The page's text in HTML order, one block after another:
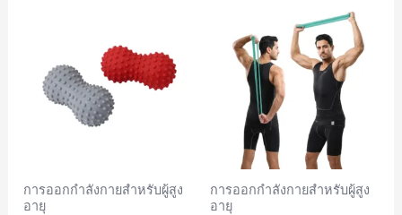
การออกกำลังกายสำหรับผู้สูง
อายุ
การออกกำลังกายสำหรับผู้สูง
อายุ